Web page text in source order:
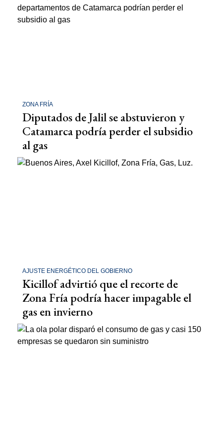
ZONA FRÍA
Diputados de Jalil se abstuvieron y
Catamarca podría perder el subsidio
al gas
AJUSTE ENERGÉTICO DEL GOBIERNO
Kicillof advirtió que el recorte de
Zona Fría podría hacer impagable el
gas en invierno